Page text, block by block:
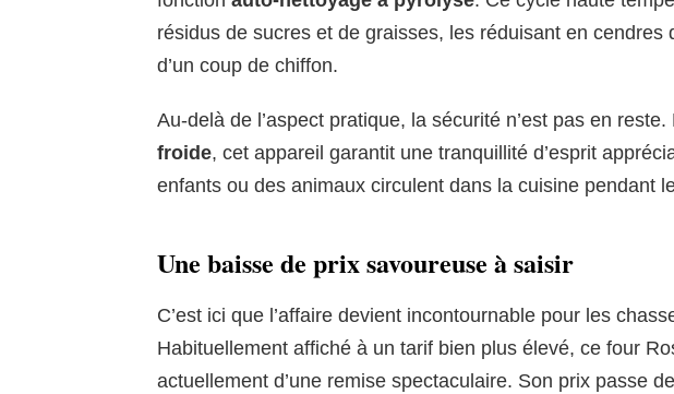
résidus de sucres et de graisses, les réduisant en cendres
d’un coup de chiffon.
Au-delà de l’aspect pratique, la sécurité n’est pas en reste.
froide, cet appareil garantit une tranquillité d’esprit
enfants ou des animaux circulent dans la cuisine pendant
Une baisse de prix savoureuse à saisir
C’est ici que l’affaire devient incontournable pour les
Habituellement affiché à un tarif bien plus élevé, ce four
actuellement d’une remise spectaculaire. Son prix passe de